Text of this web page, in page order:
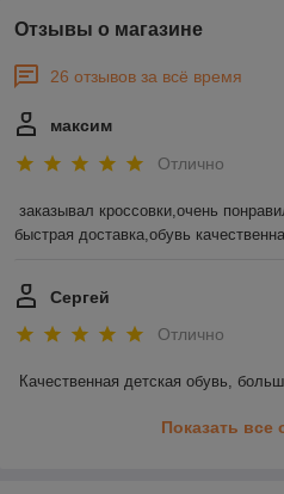
Отзывы о магазине
26 отзывов за всё время
максим
Отлично
заказывал кроссовки,очень
быстрая доставка,обувь
Сергей
Отлично
Качественная детская обувь,
Показать все